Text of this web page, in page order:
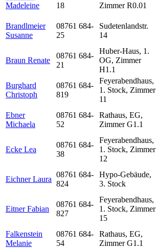
Madeleine
18
Zimmer R0.01
Brandlmeier
Susanne
08761 684-
25
Sudetenlandstr.
14
Braun Renate
08761 684-
21
Huber-Haus, 1.
OG, Zimmer
H1.1
Burghard
Christoph
08761 684-
819
Feyerabendhaus,
1. Stock, Zimmer
11
Ebner
Michaela
08761 684-
52
Rathaus, EG,
Zimmer G1.1
Ecke Lea
08761 684-
38
Feyerabendhaus,
1. Stock, Zimmer
12
Eichner Laura
08761 684-
824
Hypo-Gebäude,
3. Stock
Eitner Fabian
08761 684-
827
Feyerabendhaus,
1. Stock, Zimmer
15
Falkenstein
Melanie
08761 684-
54
Rathaus, EG,
Zimmer G1.1